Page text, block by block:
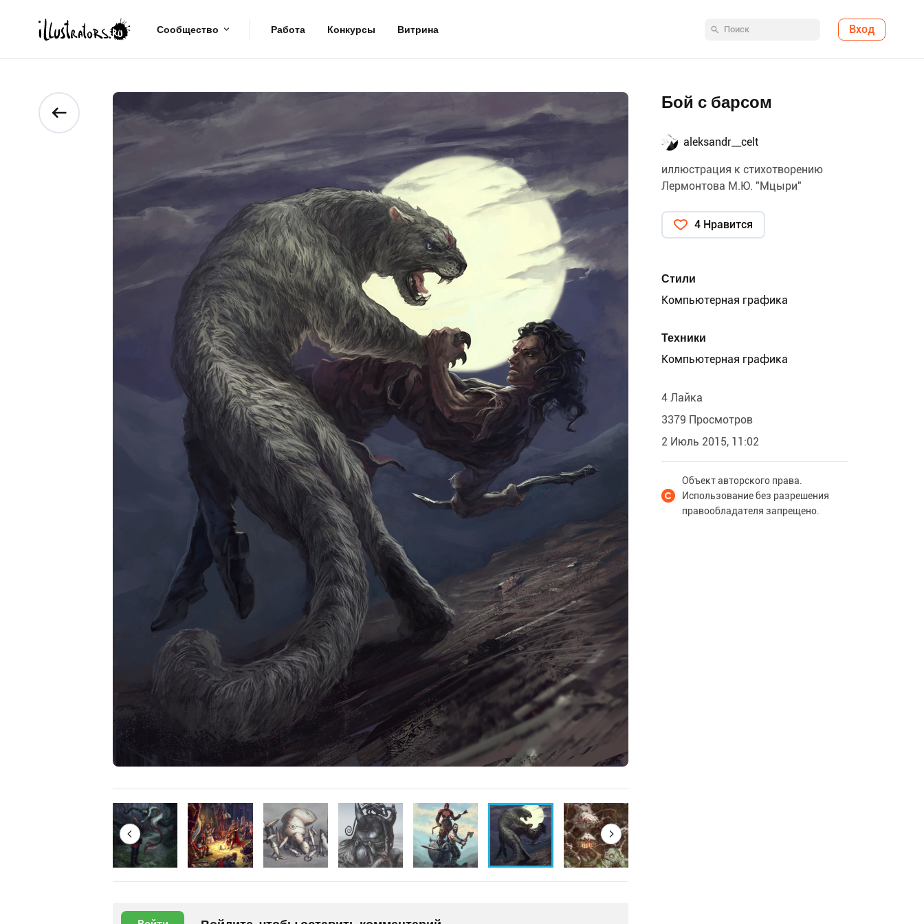
Сообщество Работа Конкурсы Витрина Вход
Бой с барсом
aleksandr__celt
иллюстрация к стихотворению
Лермонтова М.Ю. "Мцыри"
4 Нравится
Стили
Компьютерная графика
Техники
Компьютерная графика
4 Лайка
3379 Просмотров
2 Июль 2015, 11:02
Объект авторского права.
Использование без разрешения
правообладателя запрещено.